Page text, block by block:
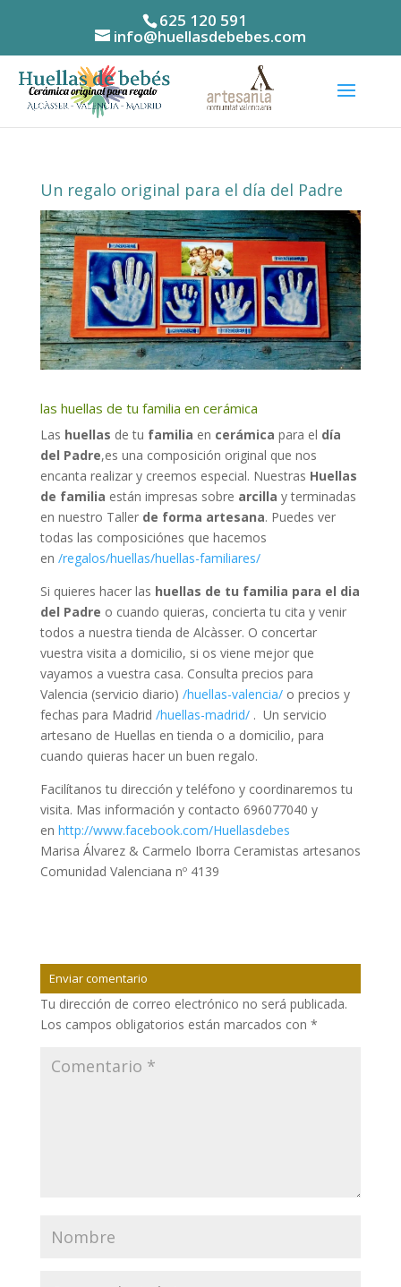
625 120 591
info@huellasdebebes.com
Un regalo original para el día del Padre
las huellas de tu familia en cerámica
Las huellas de tu familia en cerámica para el día
del Padre,es una composición original que nos
encanta realizar y creemos especial. Nuestras Huellas
de familia están impresas sobre arcilla y terminadas
en nuestro Taller de forma artesana. Puedes ver
todas las composiciónes que hacemos
en /regalos/huellas/huellas-familiares/
Si quieres hacer las huellas de tu familia para el dia
del Padre o cuando quieras, concierta tu cita y venir
todos a nuestra tienda de Alcàsser. O concertar
vuestra visita a domicilio, si os viene mejor que
vayamos a vuestra casa. Consulta precios para
Valencia (servicio diario) /huellas-valencia/o precios y
fechas para Madrid /huellas-madrid/. Un servicio
artesano de Huellas en tienda o a domicilio, para
cuando quieras hacer un buen regalo.
Facilítanos tu dirección y teléfono y coordinaremos tu
visita. Mas información y contacto 696077040 y
en http://www.facebook.com/Huellasdebes
Marisa Álvarez & Carmelo Iborra Ceramistas artesanos
Comunidad Valenciana nº 4139
Enviar comentario
Tu dirección de correo electrónico no será publicada.
Los campos obligatorios están marcados con *